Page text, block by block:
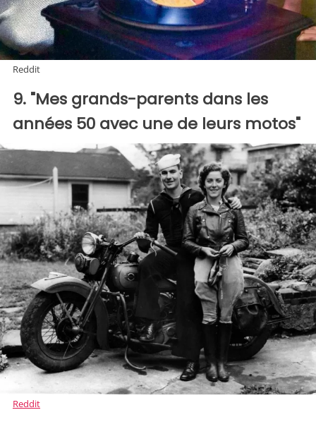
Reddit
9. "Mes grands-parents dans les
années 50 avec une de leurs motos"
Reddit